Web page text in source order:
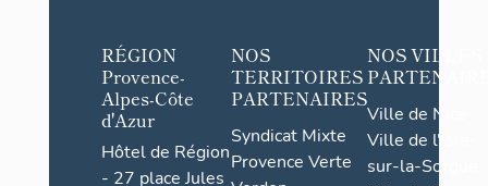
RÉGION
Provence-
Alpes-Côte
d'Azur
Hôtel de Région
- 27 place Jules
NOS
TERRITOIRES
PARTENAIRES
Syndicat Mixte
Provence Verte
NOS VILLES
Ville de Nice
Ville de l'Isle-
sur-la-Sorgue